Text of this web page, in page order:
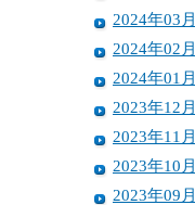
2024年03月
2024年02月
2024年01月
2023年12月
2023年11月
2023年10月
2023年09月